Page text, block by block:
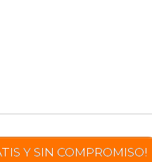
Y SIN COMPROMISO!